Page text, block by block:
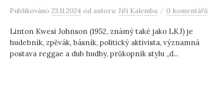
Publikováno 23.11.2024 od autora: Jiří Kalemba / 0 komentářů
Linton Kwesi Johnson (1952, známý také jako LKJ) je
hudebník, zpěvák, básník, politický aktivista, významná
postava reggae a dub hudby, průkopník stylu „d...